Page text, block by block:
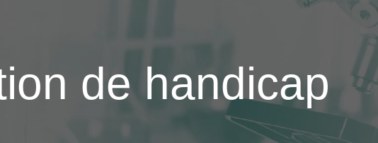
de handicap